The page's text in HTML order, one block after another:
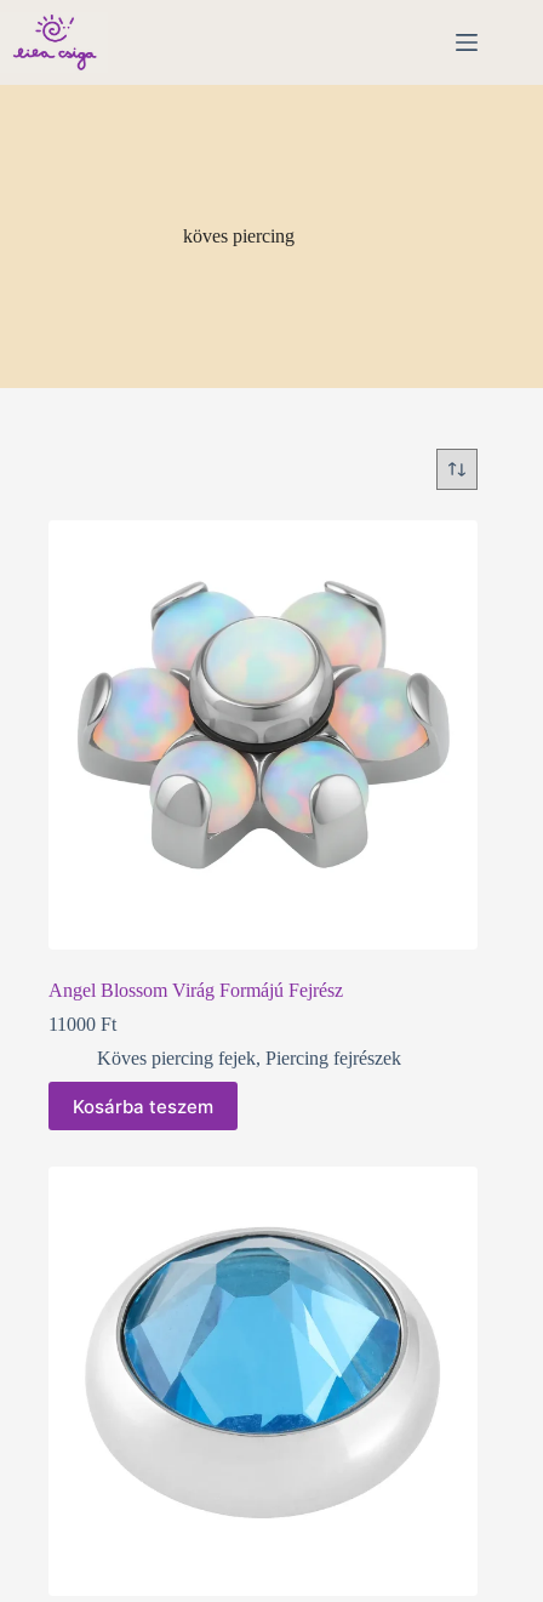
content
köves piercing
Angel Blossom Virág Formájú Fejrész
11000 Ft
Köves piercing fejek, Piercing fejrészek
Kosárba teszem